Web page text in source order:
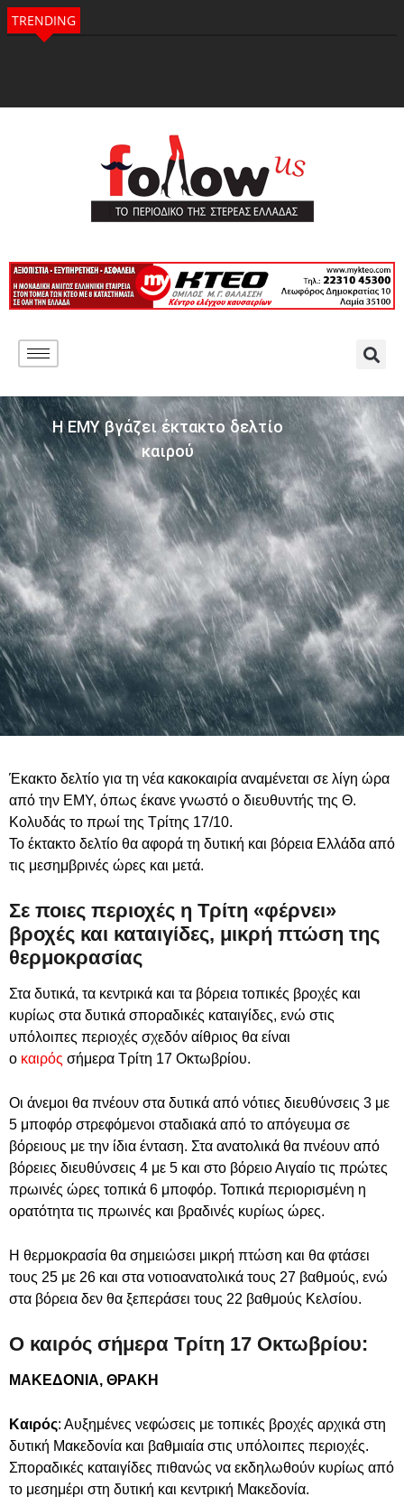
TRENDING
Η ΕΜΥ βγάζει έκτακτο δελτίο
καιρού
Έκακτο δελτίο για τη νέα κακοκαιρία αναμένεται σε λίγη ώρα
από την ΕΜΥ, όπως έκανε γνωστό ο διευθυντής της Θ.
Κολυδάς το πρωί της Τρίτης 17/10.
Το έκτακτο δελτίο θα αφορά τη δυτική και βόρεια Ελλάδα από
τις μεσημβρινές ώρες και μετά.
Σε ποιες περιοχές η Τρίτη «φέρνει»
βροχές και καταιγίδες, μικρή πτώση της
θερμοκρασίας
Στα δυτικά, τα κεντρικά και τα βόρεια τοπικές βροχές και
κυρίως στα δυτικά σποραδικές καταιγίδες, ενώ στις
υπόλοιπες περιοχές σχεδόν αίθριος θα είναι
ο καιρός σήμερα Τρίτη 17 Οκτωβρίου.
Οι άνεμοι θα πνέουν στα δυτικά από νότιες διευθύνσεις 3 με
5 μποφόρ στρεφόμενοι σταδιακά από το απόγευμα σε
βόρειους με την ίδια ένταση. Στα ανατολικά θα πνέουν από
βόρειες διευθύνσεις 4 με 5 και στο βόρειο Αιγαίο τις πρώτες
πρωινές ώρες τοπικά 6 μποφόρ. Τοπικά περιορισμένη η
ορατότητα τις πρωινές και βραδινές κυρίως ώρες.
Η θερμοκρασία θα σημειώσει μικρή πτώση και θα φτάσει
τους 25 με 26 και στα νοτιοανατολικά τους 27 βαθμούς, ενώ
στα βόρεια δεν θα ξεπεράσει τους 22 βαθμούς Κελσίου.
Ο καιρός σήμερα Τρίτη 17 Οκτωβρίου:
ΜΑΚΕΔΟΝΙΑ, ΘΡΑΚΗ
Καιρός: Αυξημένες νεφώσεις με τοπικές βροχές αρχικά στη
δυτική Μακεδονία και βαθμιαία στις υπόλοιπες περιοχές.
Σποραδικές καταιγίδες πιθανώς να εκδηλωθούν κυρίως από
το μεσημέρι στη δυτική και κεντρική Μακεδονία.